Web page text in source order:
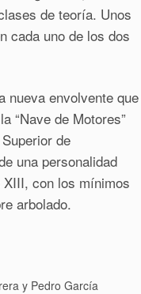
de teoría. Unos
cada uno de los dos
nueva envolvente que
“Nave de Motores”
de
una personalidad
con los mínimos
arbolado.
y Pedro García